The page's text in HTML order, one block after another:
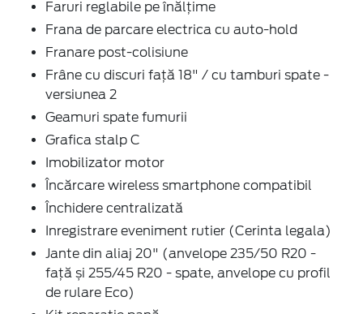
Faruri reglabile pe înălțime
Frana de parcare electrica cu auto-hold
Franare post-colisiune
Frâne cu discuri față 18" / cu tamburi spate -
versiunea 2
Geamuri spate fumurii
Grafica stalp C
Imobilizator motor
Încărcare wireless smartphone compatibil
Închidere centralizată
Inregistrare eveniment rutier (Cerinta legala)
Jante din aliaj 20" (anvelope 235/50 R20 -
față și 255/45 R20 - spate, anvelope cu profil
de rulare Eco)